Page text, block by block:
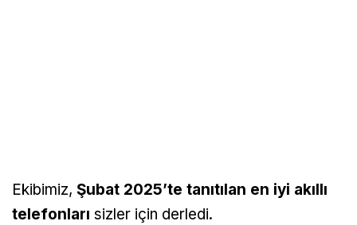
Ekibimiz, Şubat 2025’te tanıtılan en iyi akıllı
telefonları sizler için derledi.